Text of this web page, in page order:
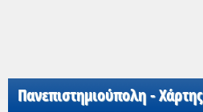
Πανεπιστημιούπολη - Χάρτης